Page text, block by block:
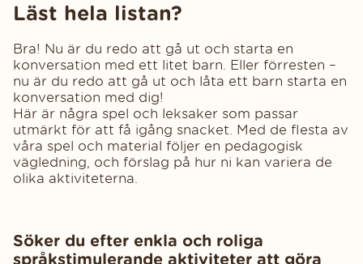
Läst hela listan?
Bra! Nu är du redo att gå ut och starta en
konversation med ett litet barn. Eller förresten –
nu är du redo att gå ut och låta ett barn starta en
konversation med dig!
Här är några spel och leksaker som passar
utmärkt för att få igång snacket. Med de flesta av
våra spel och material följer en pedagogisk
vägledning, och förslag på hur ni kan variera de
olika aktiviteterna.
Söker du efter enkla och roliga
språkstimulerande aktiviteter att göra